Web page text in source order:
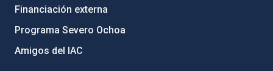
Financiación externa
Programa Severo Ochoa
Amigos del IAC